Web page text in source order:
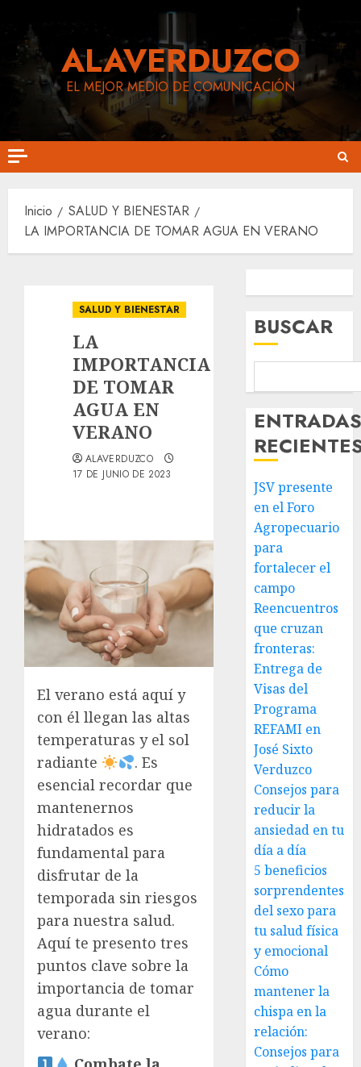
contenido
ALAVERDUZCO
EL MEJOR MEDIO DE COMUNICACIÓN
Inicio
SALUD Y BIENESTAR
LA IMPORTANCIA DE TOMAR AGUA EN VERANO
SALUD Y BIENESTAR
LA
IMPORTANCIA
DE TOMAR
AGUA EN
VERANO
ALAVERDUZCO
17 DE JUNIO DE 2023
El verano está aquí y
con él llegan las altas
temperaturas y el sol
radiante
. Es
esencial recordar que
mantenernos
hidratados es
fundamental para
disfrutar de la
temporada sin riesgos
para nuestra salud.
Aquí te presento tres
puntos clave sobre la
importancia de tomar
agua durante el
verano:
BUSCAR
JSV presente
en el Foro
Agropecuario
para
fortalecer el
campo
Reencuentros
que cruzan
fronteras:
Entrega de
Visas del
Programa
REFAMI en
José Sixto
Verduzco
Consejos para
reducir la
ansiedad en tu
día a día
5 beneficios
sorprendentes
del sexo para
tu salud física
y emocional
Cómo
mantener la
chispa en la
relación:
Consejos para